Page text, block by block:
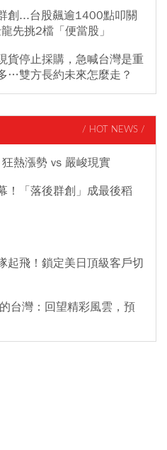
創...台股飆逾1400點叩關
先挑2檔「便當股」
貨停止採購，急喊台灣是重
…雙方長約未來怎麼走？
/ HOT NEWS /
熱漲勢 vs 嚴峻現實
！「落後群創」成最後稻
起飛！鎖定美日頂級客戶切
台灣：回望精彩風雲，預